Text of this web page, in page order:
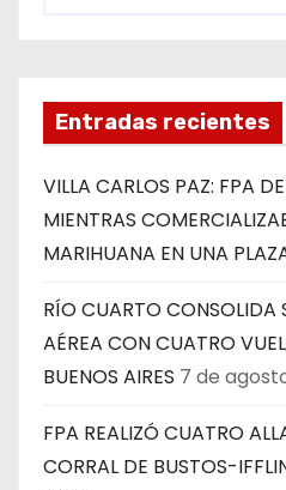
Entradas recientes
VILLA CARLOS PAZ: FPA
MIENTRAS
MARIHUANA EN UNA
RÍO CUARTO CONSOLIDA
AÉREA CON CUATRO
BUENOS AIRES 7 de
FPA REALIZÓ CUATRO
CORRAL DE BUSTOS-